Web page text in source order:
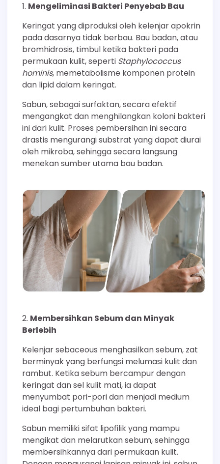
Mengeliminasi Bakteri Penyebab Bau
Keringat yang diproduksi oleh kelenjar apokrin
pada dasarnya tidak berbau. Bau badan, atau
bromhidrosis, timbul ketika bakteri pada
permukaan kulit, seperti Staphylococcus
hominis, memetabolisme komponen protein
dan lipid dalam keringat.
Sabun, sebagai surfaktan, secara efektif
mengangkat dan menghilangkan koloni bakteri
ini dari kulit. Proses pembersihan ini secara
drastis mengurangi substrat yang dapat diurai
oleh mikroba, sehingga secara langsung
menekan sumber utama bau badan.
Membersihkan Sebum dan Minyak
Berlebih
Kelenjar sebaceous menghasilkan sebum, zat
berminyak yang berfungsi melumasi kulit dan
rambut. Ketika sebum bercampur dengan
keringat dan sel kulit mati, ia dapat
menyumbat pori-pori dan menjadi medium
ideal bagi pertumbuhan bakteri.
Sabun memiliki sifat lipofilik yang mampu
mengikat dan melarutkan sebum, sehingga
membersihkannya dari permukaan kulit.